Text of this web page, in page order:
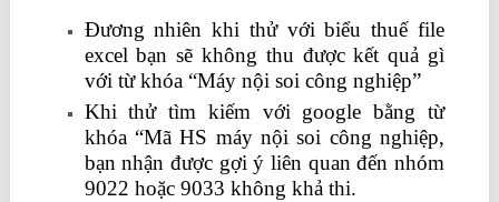
Đương nhiên khi thử với biểu thuế file
excel bạn sẽ không thu được kết quả gì
với từ khóa “Máy nội soi công nghiệp”
Khi thử tìm kiếm với google bằng từ
khóa “Mã HS máy nội soi công nghiệp,
bạn nhận được gợi ý liên quan đến nhóm
9022 hoặc 9033 không khả thi.